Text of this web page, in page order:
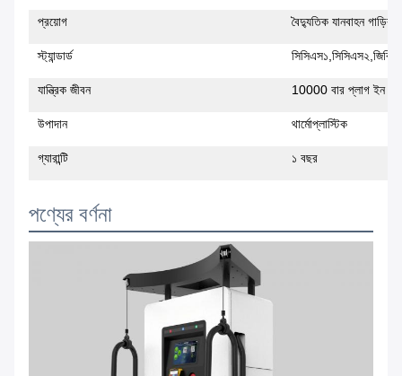
প্রয়োগ বৈদ্যুতিক যানবাহন গাড়ির
স্ট্যান্ডার্ড
যান্ত্রিক জীবন 10000 বার প্লাগ ইন /
উপাদান থার্মোপ্লাস্টিক
গ্যারান্টি ১ বছর
পণ্যের বর্ণনা